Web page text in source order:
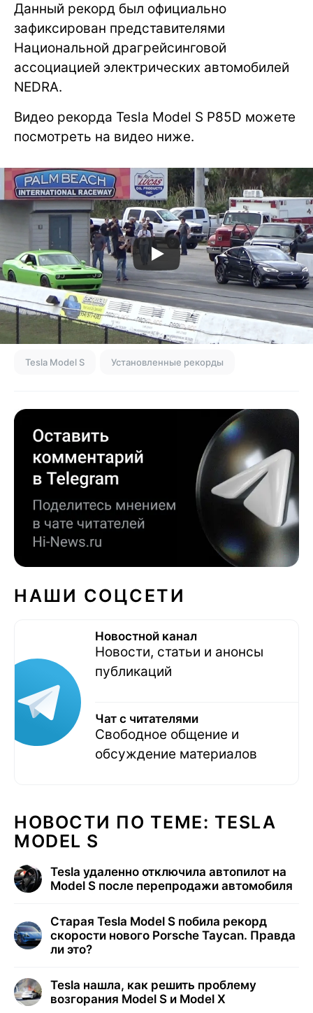
Данный рекорд был официально
зафиксирован представителями
Национальной драгрейсинговой
ассоциацией электрических автомобилей
NEDRA.
Видео рекорда Tesla Model S P85D можете
посмотреть на видео ниже.
Tesla Model S Установленные рекорды
НАШИ СОЦСЕТИ
Новостной канал
Новости, статьи и анонсы
публикаций
Чат с читателями
Свободное общение и
обсуждение материалов
НОВОСТИ ПО ТЕМЕ: TESLA
MODEL S
Tesla удаленно отключила автопилот на
Model S после перепродажи автомобиля
Старая Tesla Model S побила рекорд
скорости нового Porsche Taycan. Правда
ли это?
Tesla нашла, как решить проблему
возгорания Model S и Model X